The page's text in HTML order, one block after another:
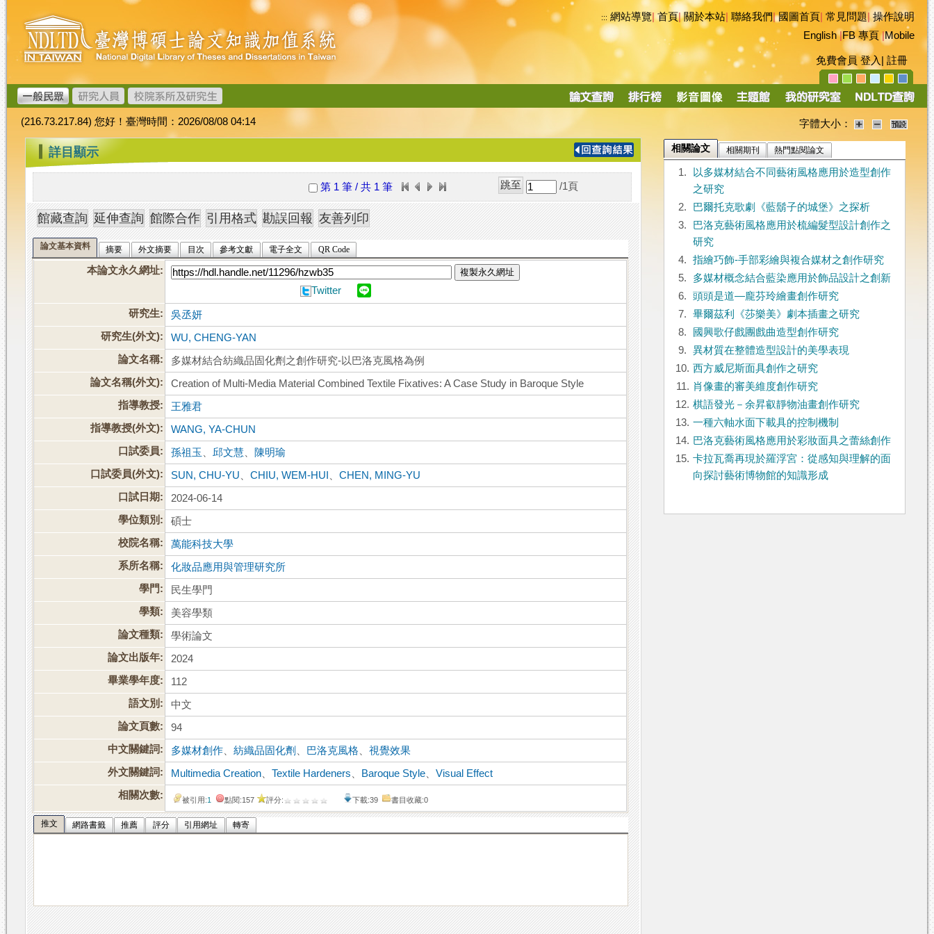
跳
到
主
要
內
容
臺
灣
博
碩
士
論
文
加
值
系
統
::: 網站導覽|首頁|關於本站 聯絡我們|國圖首頁 常見問題|操作說明
English|FB 專頁|Mobile
免費會員 登入 註冊
導
(216.73.217.84) 您好！臺灣時間：2026/08/08 04:14 字體大小：
::: 詳目顯示
第 1 筆 / 共 1 筆 /1 頁
論文基本資料 摘要 外文摘要 目次 參考文獻 電子全文 QR Code
本論文永久網址: 複製永久網址
Twitter
研究生:
吳丞妍
研究生(外文):
WU, CHENG-YAN
論文名稱:
多媒材結合紡織品固化劑之創作研究-以巴洛克風格為例
論文名稱(外文):
Creation of Multi-Media Material Combined Textile Fixatives: A Case Study in Baroque Style
指導教授:
王雅君
指導教授(外文):
WANG, YA-CHUN
口試委員:
孫祖玉 、邱文慧
陳明瑜
口試委員(外文):
SUN, CHU-YU 、CHIU, WEM-HUI 、CHEN, MING-YU
口試日期:
2024-06-14
學位類別:
碩士
校院名稱:
萬能科技大學
系所名稱:
化妝品應用與管理研究所
學門:
民生學門
學類:
美容學類
論文種類:
學術論文
論文出版年:
2024
畢業學年度:
112
語文別:
中文
論文頁數:
94
中文關鍵詞:
多媒材創作 、紡織品固化劑 巴洛克風格 、視覺效果
外文關鍵詞:
Multimedia Creation 、Textile Hardeners Baroque Style 、Visual Effect
相關次數:
被引用:1 點閱:157 評分: 下載:39 書目收藏:0
推文 網路書籤 推薦 評分 引用網址 轉寄
相關論文 相關期刊 熱門點閱論文
1.
以多媒材結合不同藝術風格應用於造型創作
之研究
2.
巴爾托克歌劇《藍鬍子的城堡》之探析
3.
巴洛克藝術風格應用於梳編髮型設計創作之
研究
4.
指繪巧飾-手部彩繪與複合媒材之創作研究
5.
多媒材概念結合藍染應用於飾品設計之創新
6.
頭頭是道—龐芬玲繪畫創作研究
7.
畢爾茲利《莎樂美》劇本插畫之研究
8.
國興歌仔戲團戲曲造型創作研究
9.
異材質在整體造型設計的美學表現
10. 西方威尼斯面具創作之研究
11. 肖像畫的審美維度創作研究
12. 棋語發光－余昇叡靜物油畫創作研究
13. 一種六軸水面下載具的控制機制
14. 巴洛克藝術風格應用於彩妝面具之蕾絲創作
15. 卡拉瓦喬再現於羅浮宮：從感知與理解的面
向探討藝術博物館的知識形成